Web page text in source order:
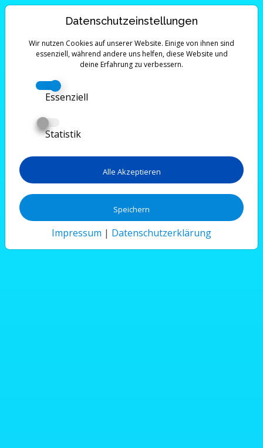
Datenschutzeinstellungen
Wir nutzen Cookies auf unserer Website. Einige von ihnen sind
essenziell, während andere uns helfen, diese Website und
deine Erfahrung zu verbessern.
Essenziell
Statistik
Alle Akzeptieren
Speichern
Impressum | Datenschutzerklärung